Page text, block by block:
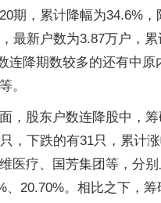
期，累计降幅为34.6%，
最新户数为3.87万户，累
连降期数较多的还有中原
。
，股东户数连降股中，
，下跌的有31只，累计
医疗、国芳集团等，分
、20.70%。相比之下，